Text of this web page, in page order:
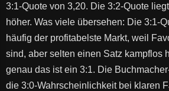
3:1-Quote von 3,20. Die 3:2-Quote
höher. Was viele übersehen: Die 3:1-
häufig der profitabelste Markt, weil
sind, aber selten einen Satz kampflos
genau das ist ein 3:1. Die
die 3:0-Wahrscheinlichkeit bei klaren